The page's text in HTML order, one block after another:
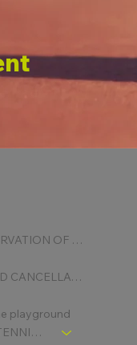
ONLINE RESERVATION OF COURTS
BOOKING AND CANCELLATION
playground
CHLDREN´S TENNIS SCHOOL - SIGNPOST